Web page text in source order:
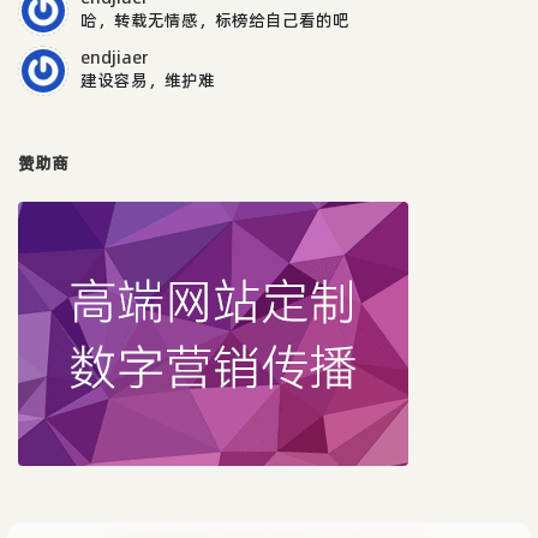
哈，转载无情感，标榜给自己看的吧
endjiaer
建设容易，维护难
赞助商